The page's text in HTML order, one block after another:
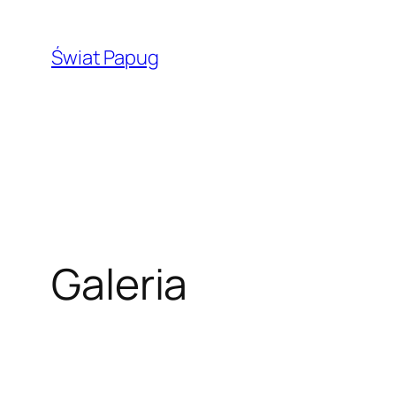
treści
Świat Papug
Galeria